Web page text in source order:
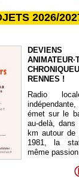
2026/
DEVIENS
RENNES !
Radio
émet sur le
au-delà,
km autour de
1981, la
même